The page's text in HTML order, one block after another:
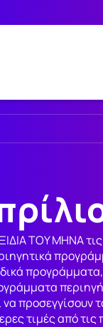
ΤΟΥ ΜΗΝΑ
προσεγγίσουν
τιμές από